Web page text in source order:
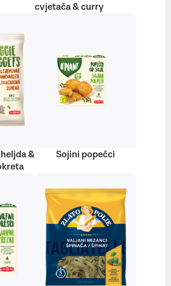
cvjetača & curry
&
Sojini popečci